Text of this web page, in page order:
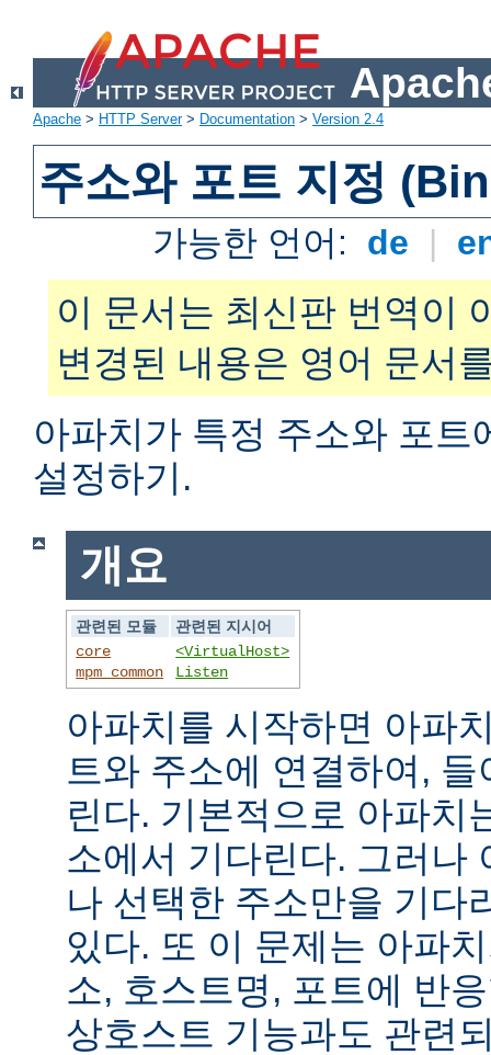
Apache > HTTP Server> Documentation > Version 2.4
주소와 포트 지정
가능한 언어: de |
이 문서는 최신판 번역이
변경된 내용은 영어 문서
아파치가 특정 주소와 포트
설정하기.
개요
관련된 모듈
관련된 지시어
core
mpm_common
<VirtualHost>
Listen
아파치를 시작하면 아파
트와 주소에 연결하여,
린다. 기본적으로 아파치
소에서 기다린다. 그러나
나 선택한 주소만을 기다
있다. 또 이 문제는 아파
소, 호스트명, 포트에 반
상호스트 기능과도 관련